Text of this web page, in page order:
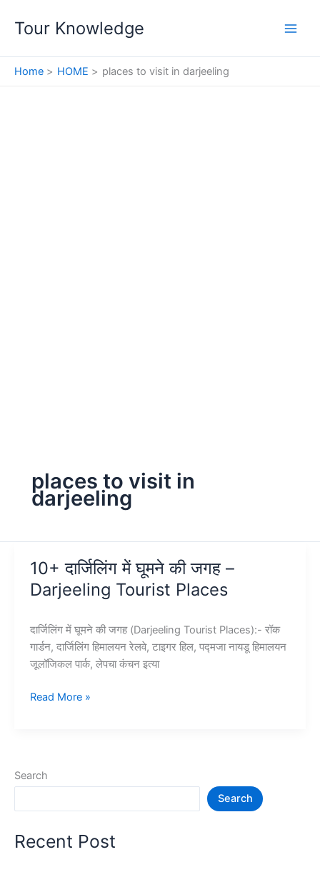
Tour Knowledge
Home HOME places to visit in darjeeling
places to visit in
darjeeling
10+ दार्जिलिंग में घूमने की जगह –
Darjeeling Tourist Places
दार्जिलिंग में घूमने की जगह (Darjeeling Tourist Places):- रॉक
गार्डन, दार्जिलिंग हिमालयन रेलवे, टाइगर हिल, पद्मजा नायडू हिमालयन
जूलॉजिकल पार्क, लेपचा कंचन इत्या
10+
जगह
Places
Read More »
Search
Search
Recent Post